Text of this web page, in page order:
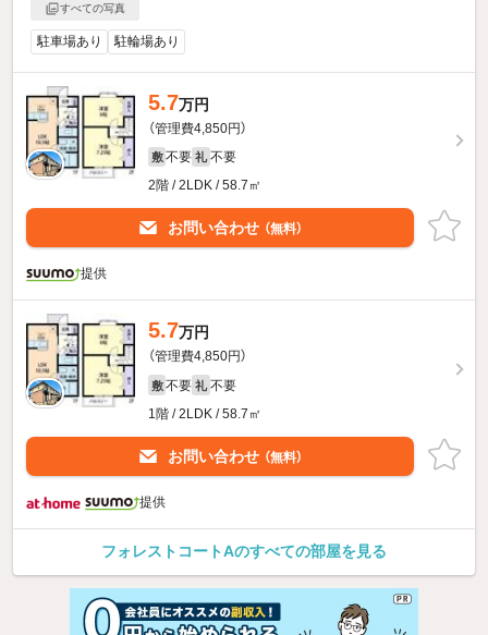
すべての写真
駐車場あり 駐輪場あり
5.7万円
（管理費4,850円）
敷 不要 礼 不要
2階 / 2LDK / 58.7㎡
お問い合わせ （無料）
提供
5.7万円
（管理費4,850円）
敷 不要 礼 不要
1階 / 2LDK / 58.7㎡
お問い合わせ （無料）
提供
フォレストコートAのすべての部屋を見る